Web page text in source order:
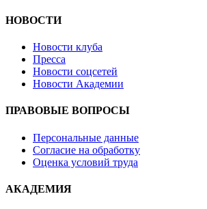
НОВОСТИ
Новости клуба
Пресса
Новости соцсетей
Новости Академии
ПРАВОВЫЕ ВОПРОСЫ
Персональные данные
Согласие на обработку
Оценка условий труда
АКАДЕМИЯ